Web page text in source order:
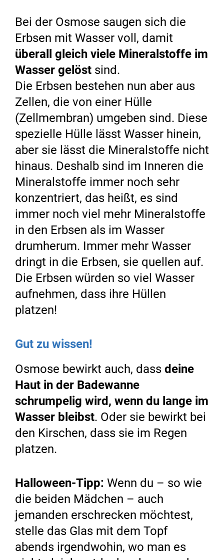
Bei der Osmose saugen sich die
Erbsen mit Wasser voll, damit
überall gleich viele Mineralstoffe im
Wasser gelöst sind.
Die Erbsen bestehen nun aber aus
Zellen, die von einer Hülle
(Zellmembran) umgeben sind. Diese
spezielle Hülle lässt Wasser hinein,
aber sie lässt die Mineralstoffe nicht
hinaus. Deshalb sind im Inneren die
Mineralstoffe immer noch sehr
konzentriert, das heißt, es sind
immer noch viel mehr Mineralstoffe
in den Erbsen als im Wasser
drumherum. Immer mehr Wasser
dringt in die Erbsen, sie quellen auf.
Die Erbsen würden so viel Wasser
aufnehmen, dass ihre Hüllen
platzen!
Gut zu wissen!
Osmose bewirkt auch, dass deine
Haut in der Badewanne
schrumpelig wird, wenn du lange im
Wasser bleibst. Oder sie bewirkt bei
den Kirschen, dass sie im Regen
platzen.
Halloween-Tipp: Wenn du – so wie
die beiden Mädchen – auch
jemanden erschrecken möchtest,
stelle das Glas mit dem Topf
abends irgendwohin, wo man es